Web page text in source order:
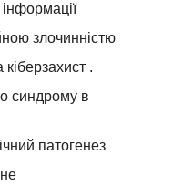
інформації
злочинністю
кіберзахист .
синдрому в
патогенез